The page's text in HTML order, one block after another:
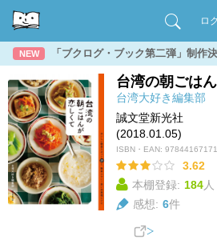
ロ
NEW 「ブクログ・ブック第二弾」制作
台湾の朝ごは
台湾大好き編集部
誠文堂新光社
(2018.01.05)
ISBN・EAN:
3.62
本棚登録: 184人
感想: 6件